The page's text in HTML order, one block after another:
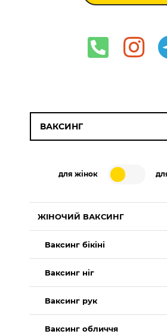
ВАКСИНГ
для жінок
ЖІНОЧИЙ ВАКСИНГ
Ваксинг бікіні
Ваксинг ніг
Ваксинг рук
Ваксинг обличчя